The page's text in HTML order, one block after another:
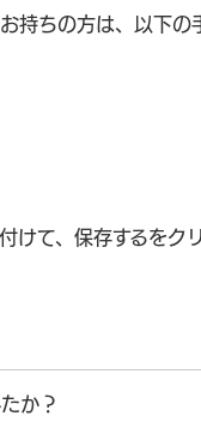
持ちの方は、以下の
けて、保存するをク
か？